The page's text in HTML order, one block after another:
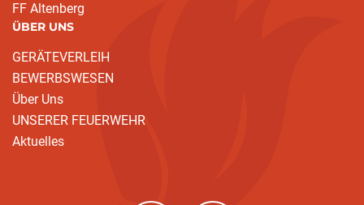
FF Altenberg
ÜBER UNS
GERÄTEVERLEIH
BEWERBSWESEN
Über Uns
UNSERER FEUERWEHR
Aktuelles